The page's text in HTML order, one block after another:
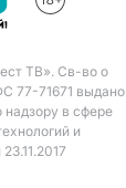
ТВ». Св-во о
77-71671 выдано
в сфере
и